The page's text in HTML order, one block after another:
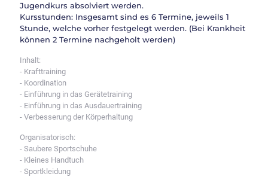
Jugendkurs absolviert werden.
Kursstunden: Insgesamt sind es 6 Termine, jeweils 1
Stunde, welche vorher festgelegt werden. (Bei Krankheit
können 2 Termine nachgeholt werden)
Inhalt:
- Krafttraining
- Koordination
- Einführung in das Gerätetraining
- Einführung in das Ausdauertraining
- Verbesserung der Körperhaltung
Organisatorisch:
- Saubere Sportschuhe
- Kleines Handtuch
- Sportkleidung